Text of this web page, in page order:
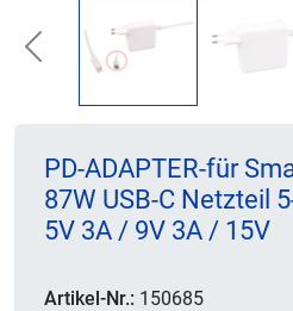
Previous
PD-ADAPTER-für
87W USB-C Netzteil
5V 3A / 9V 3A / 15V
Artikel-Nr.: 150685